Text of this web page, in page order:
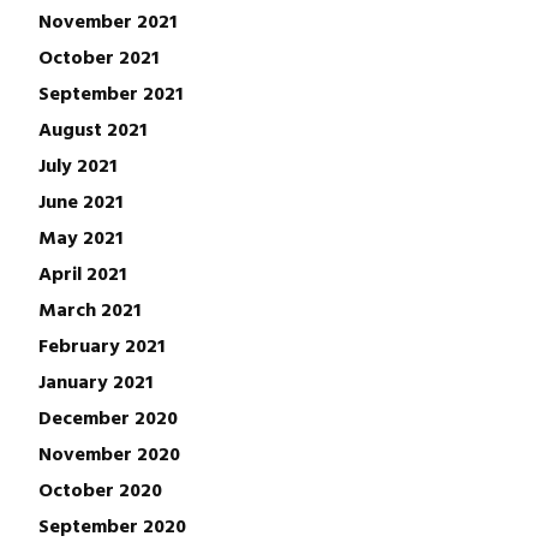
November 2021
October 2021
September 2021
August 2021
July 2021
June 2021
May 2021
April 2021
March 2021
February 2021
January 2021
December 2020
November 2020
October 2020
September 2020